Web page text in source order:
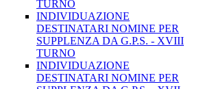
TURNO
INDIVIDUAZIONE
DESTINATARI NOMINE PER
SUPPLENZA DA G.P.S. - XVIII
TURNO
INDIVIDUAZIONE
DESTINATARI NOMINE PER